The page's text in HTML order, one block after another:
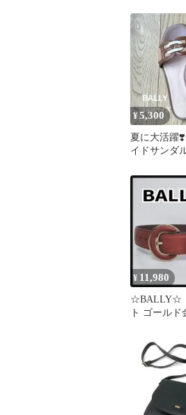
¥5,300
夏に大活躍
イドサンダ
¥ 11,980
☆BALLY☆
ト ゴール